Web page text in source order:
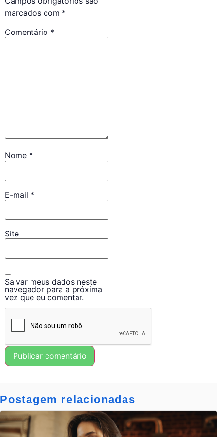
marcados com *
Comentário *
Nome *
E-mail *
Site
Salvar meus dados neste
navegador para a próxima
vez que eu comentar.
Postagem relacionadas